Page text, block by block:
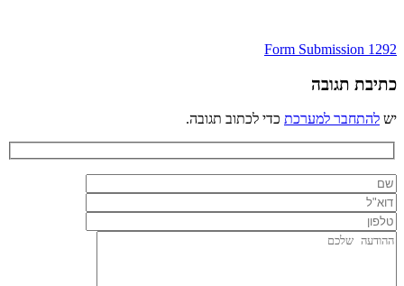
ניווט
Form Submission 1292
כתיבת תגובה
יש להתחבר למערכת כדי לכתוב תגובה.